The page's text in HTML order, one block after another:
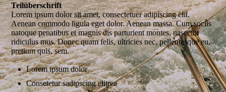
Teilüberschrift
Lorem ipsum dolor sit amet, consectetuer adipiscing elit.
Aenean commodo ligula eget dolor. Aenean massa. Cum sociis
natoque penatibus et magnis dis parturient montes, nascetur
ridiculus mus. Donec quam felis, ultricies nec, pellentesque eu,
pretium quis, sem.
Lorem ipsum dolor
Consetetur sadipscing elitrea